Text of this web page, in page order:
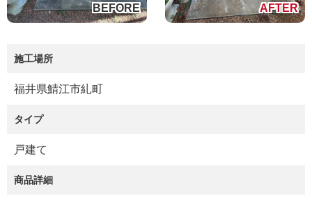
施工場所
福井県鯖江市糺町
タイプ
戸建て
商品詳細